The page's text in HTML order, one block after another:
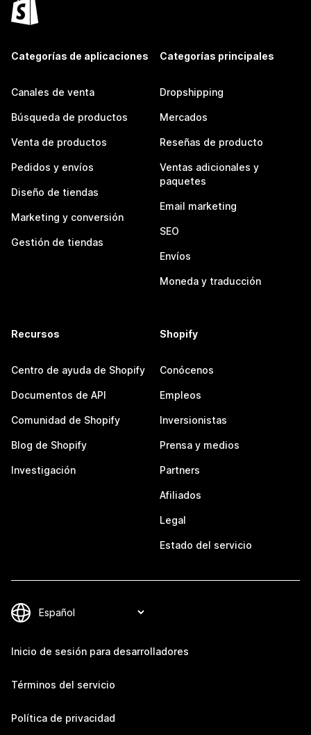
Categorías de aplicaciones
Canales de venta
Búsqueda de productos
Venta de productos
Pedidos y envíos
Diseño de tiendas
Marketing y conversión
Gestión de tiendas
Categorías principales
Dropshipping
Mercados
Reseñas de producto
Ventas adicionales y
paquetes
Email marketing
SEO
Envíos
Moneda y traducción
Recursos
Centro de ayuda de Shopify
Documentos de API
Comunidad de Shopify
Blog de Shopify
Investigación
Shopify
Conócenos
Empleos
Inversionistas
Prensa y medios
Partners
Afiliados
Legal
Estado del servicio
Inicio de sesión para desarrolladores
Términos del servicio
Política de privacidad